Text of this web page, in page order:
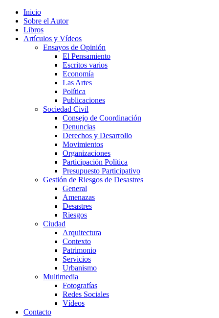
Inicio
Sobre el Autor
Libros
Artículos y Vídeos
Ensayos de Opinión
El Pensamiento
Escritos varios
Economía
Las Artes
Política
Publicaciones
Sociedad Civil
Consejo de Coordinación
Denuncias
Derechos y Desarrollo
Movimientos
Organizaciones
Participación Política
Presupuesto Participativo
Gestión de Riesgos de Desastres
General
Amenazas
Desastres
Riesgos
Ciudad
Arquitectura
Contexto
Patrimonio
Servicios
Urbanismo
Multimedia
Fotografías
Redes Sociales
Vídeos
Contacto